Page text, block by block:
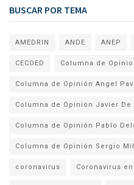
BUSCAR POR TEMA
AMEDRIN ANDE ANEP
CECOED Columna de
Columna de Opinión Angel
Columna de Opinión Javier De
Columna de Opinión Pablo
Columna de Opinión Sergio
coronavirus Coronavirus